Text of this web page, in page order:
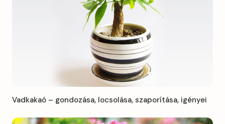
Vadkakaó – gondozása, locsolása, szaporítása, igényei